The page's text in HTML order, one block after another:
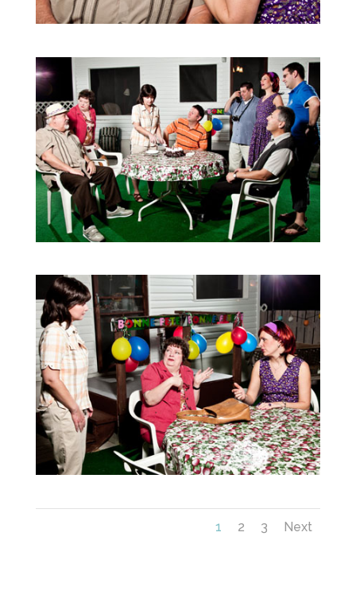
1 2 3 Next